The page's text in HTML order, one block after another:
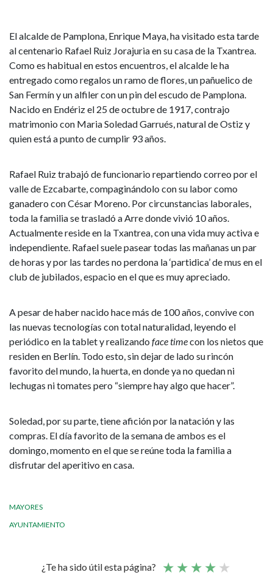
El alcalde de Pamplona, Enrique Maya, ha visitado esta tarde
al centenario Rafael Ruiz Jorajuria en su casa de la Txantrea.
Como es habitual en estos encuentros, el alcalde le ha
entregado como regalos un ramo de flores, un pañuelico de
San Fermín y un alfiler con un pin del escudo de Pamplona.
Nacido en Endériz el 25 de octubre de 1917, contrajo
matrimonio con Maria Soledad Garrués, natural de Ostiz y
quien está a punto de cumplir 93 años.
Rafael Ruiz trabajó de funcionario repartiendo correo por el
valle de Ezcabarte, compaginándolo con su labor como
ganadero con César Moreno. Por circunstancias laborales,
toda la familia se trasladó a Arre donde vivió 10 años.
Actualmente reside en la Txantrea, con una vida muy activa e
independiente. Rafael suele pasear todas las mañanas un par
de horas y por las tardes no perdona la ‘partidica’ de mus en el
club de jubilados, espacio en el que es muy apreciado.
A pesar de haber nacido hace más de 100 años, convive con
las nuevas tecnologías con total naturalidad, leyendo el
periódico en la tablet y realizando face timecon los nietos que
residen en Berlín. Todo esto, sin dejar de lado su rincón
favorito del mundo, la huerta, en donde ya no quedan ni
lechugas ni tomates pero “siempre hay algo que hacer”.
Soledad, por su parte, tiene afición por la natación y las
compras. El día favorito de la semana de ambos es el
domingo, momento en el que se reúne toda la familia a
disfrutar del aperitivo en casa.
MAYORES
AYUNTAMIENTO
¿Te ha sido útil esta página?